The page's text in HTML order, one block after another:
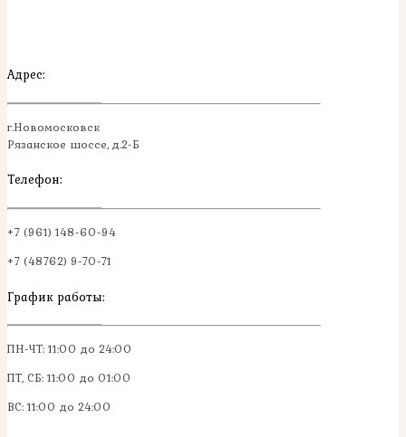
Адрес:
г.Новомосковск
Рязанское шоссе, д.2-Б
Телефон:
+7 (961) 148-60-94
+7 (48762) 9-70-71
График работы:
ПН-ЧТ: 11:00 до 24:00
ПТ, СБ: 11:00 до 01:00
ВС: 11:00 до 24:00